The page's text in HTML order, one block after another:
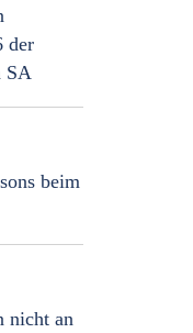
der
SA
beim
nicht an